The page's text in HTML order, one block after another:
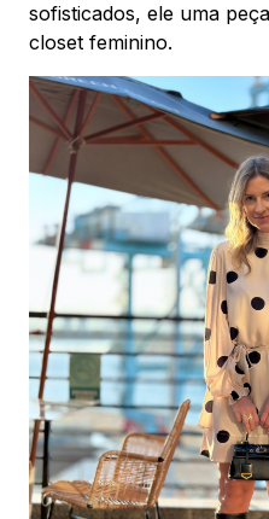
sofisticados, ele uma
closet feminino.